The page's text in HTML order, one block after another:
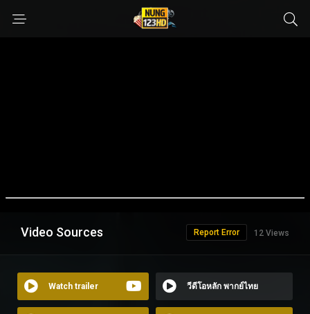
Video Sources 12 Views
Report Error
Watch trailer วีดีโอหลัก พากย์ไทย